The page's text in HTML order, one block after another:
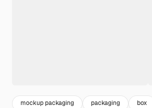
mockup packaging packaging box